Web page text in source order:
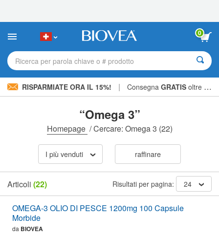
sito
include
sistema
0
Ricerca per parola chiave o # prodotto
RISPARMIATE ORA IL 15%! | Consegna GRATIS oltre CHF 56.00 »
“Omega 3”
Homepage /Cercare: Omega 3 (22)
I più venduti raffinare
Articoli (22) Risultati per pagina: 24
OMEGA-3 OLIO DI PESCE 1200mg 100 Capsule
Morbide
da BIOVEA